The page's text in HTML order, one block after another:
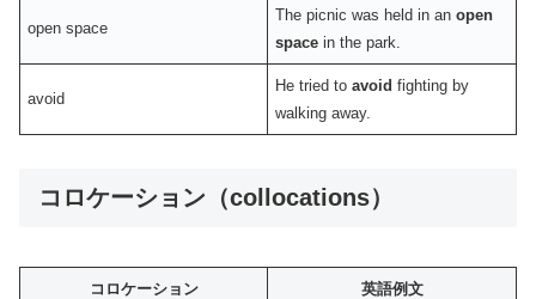
open space
The picnic was held in anopen
space in the park.
avoid
He tried toavoid fighting by
walking away.
コロケーション（collocations）
コロケーション 英語例文